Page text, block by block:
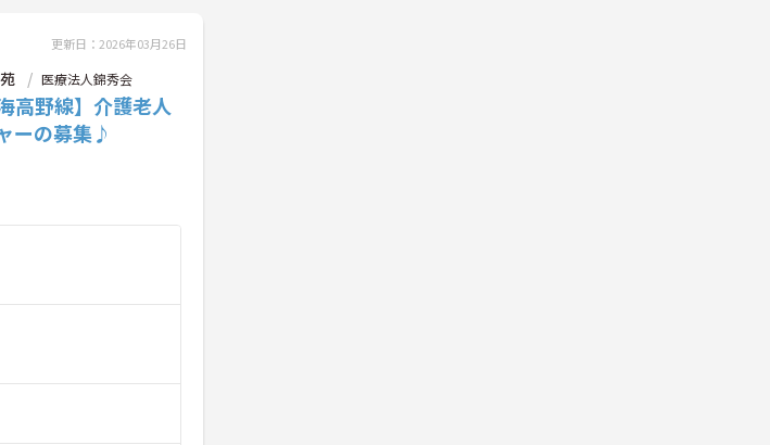
更新日：2026年03月26日
医療法人錦秀会
高野線】介護老人
ーの募集♪